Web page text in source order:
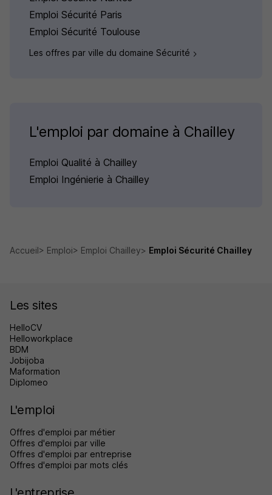
Emploi Sécurité Paris
Emploi Sécurité Toulouse
Les offres par ville du domaine Sécurité
L'emploi par domaine à Chailley
Emploi Qualité à Chailley
Emploi Ingénierie à Chailley
Accueil Emploi Emploi Chailley Emploi Sécurité Chailley
Les sites
HelloCV
Helloworkplace
BDM
Jobijoba
Maformation
Diplomeo
L'emploi
Offres d'emploi par métier
Offres d'emploi par ville
Offres d'emploi par entreprise
Offres d'emploi par mots clés